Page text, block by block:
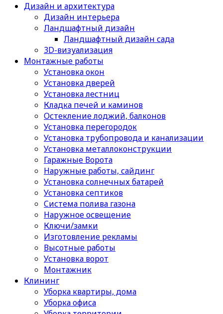
Дизайн и архитектура
Дизайн интерьера
Ландшафтный дизайн
Ландшафтный дизайн сада
3D-визуализация
Монтажные работы
Установка окон
Установка дверей
Установка лестниц
Кладка печей и каминов
Остекление лоджий, балконов
Установка перегородок
Установка трубопровода и канализации
Установка металлоконструкции
Гаражные Ворота
Наружные работы, сайдинг
Установка солнечных батарей
Установка септиков
Cистема полива газона
Наружное освещение
Ключи/замки
Изготовление рекламы
Высотные работы
Установка ворот
Монтажник
Клининг
Уборка квартиры, дома
Уборка офиса